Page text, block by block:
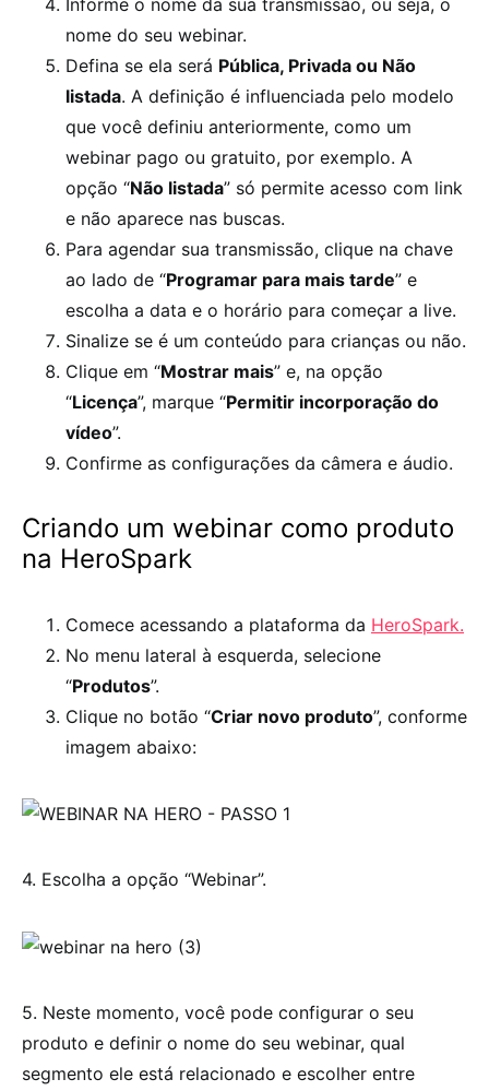
nome do seu webinar.
Defina se ela será Pública, Privada ou Não
listada. A definição é influenciada pelo modelo
que você definiu anteriormente, como um
webinar pago ou gratuito, por exemplo. A
opção “Não listada” só permite acesso com link
e não aparece nas buscas.
Para agendar sua transmissão, clique na chave
ao lado de “Programar para mais tarde” e
escolha a data e o horário para começar a live.
Sinalize se é um conteúdo para crianças ou não.
Clique em “Mostrar mais” e, na opção
“Licença”, marque “Permitir incorporação do
vídeo”.
Confirme as configurações da câmera e áudio.
Criando um webinar como produto
na HeroSpark
Comece acessando a plataforma da HeroSpark.
No menu lateral à esquerda, selecione
“Produtos”.
Clique no botão “Criar novo produto”, conforme
imagem abaixo:
4. Escolha a opção “Webinar”.
5. Neste momento, você pode configurar o seu
produto e definir o nome do seu webinar, qual
segmento ele está relacionado e escolher entre